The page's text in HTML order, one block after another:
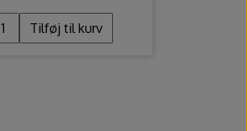
Tilføj til kurv